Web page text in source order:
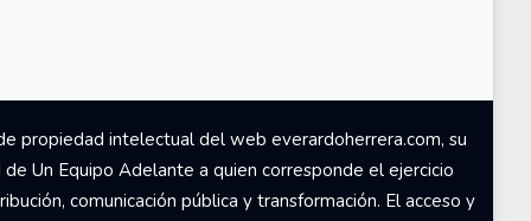
propiedad intelectual del web everardoherrera.com, su
Un Equipo Adelante a quien corresponde el ejercicio
comunicación pública y transformación. El acceso y